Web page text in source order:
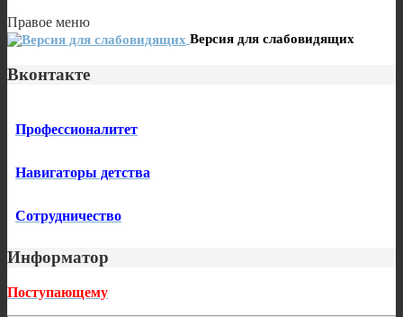
Правое меню
Версия для слабовидящих
Вконтакте
Профессионалитет
Навигаторы детства
Сотрудничество
Информатор
Поступающему